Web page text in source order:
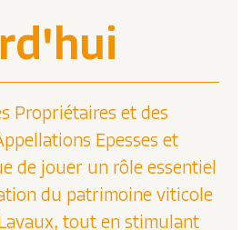
Propriétaires et des
Epesses et
de jouer un rôle essentiel
du patrimoine viticole
tout en stimulant